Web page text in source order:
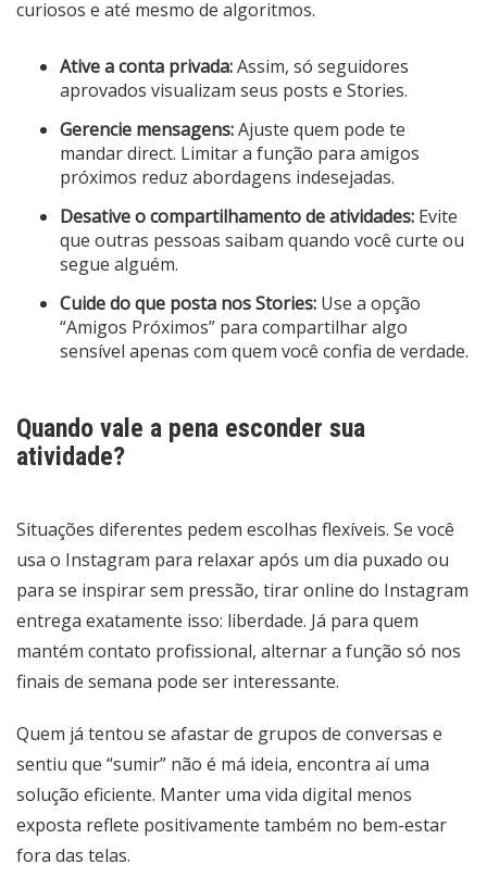
curiosos e até mesmo de algoritmos.
Ative a conta privada:Assim, só seguidores
aprovados visualizam seus posts e Stories.
Gerencie mensagens:Ajuste quem pode te
mandar direct. Limitar a função para amigos
próximos reduz abordagens indesejadas.
Desative o compartilhamento de atividades: Evite
que outras pessoas saibam quando você curte ou
segue alguém.
Cuide do que posta nos Stories: Use a opção
“Amigos Próximos” para compartilhar algo
sensível apenas com quem você confia de verdade.
Quando vale a pena esconder sua
atividade?
Situações diferentes pedem escolhas flexíveis. Se você
usa o Instagram para relaxar após um dia puxado ou
para se inspirar sem pressão, tirar online do Instagram
entrega exatamente isso: liberdade. Já para quem
mantém contato profissional, alternar a função só nos
finais de semana pode ser interessante.
Quem já tentou se afastar de grupos de conversas e
sentiu que “sumir” não é má ideia, encontra aí uma
solução eficiente. Manter uma vida digital menos
exposta reflete positivamente também no bem-estar
fora das telas.